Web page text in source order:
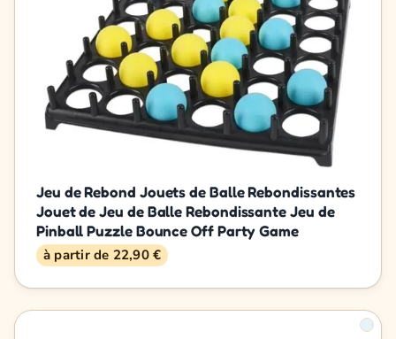
Jeu de Rebond Jouets de Balle Rebondissantes
Jouet de Jeu de Balle Rebondissante Jeu de
Pinball Puzzle Bounce Off Party Game
à partir de 22,90 €